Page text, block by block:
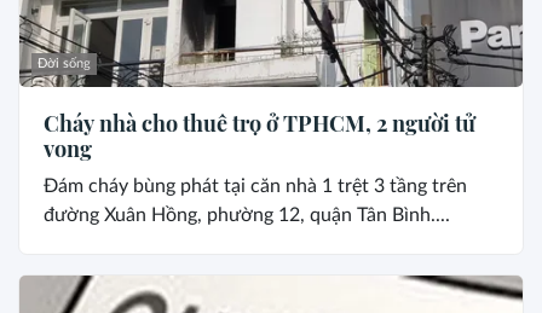
Đời sống
Cháy nhà cho thuê trọ ở TPHCM, 2 người tử
vong
Đám cháy bùng phát tại căn nhà 1 trệt 3 tầng trên
đường Xuân Hồng, phường 12, quận Tân Bình....